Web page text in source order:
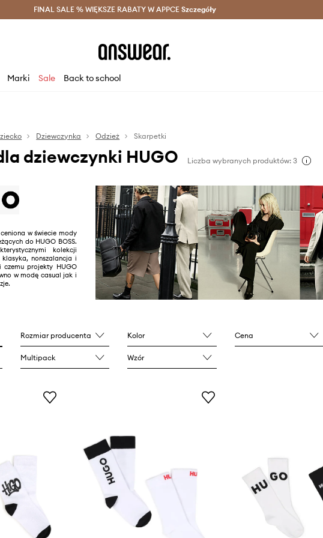
Oszczędzaj z Answear Club > Dostawa nawet w 24h >
FINAL SALE % WIĘKSZE RABATY W APPCE Szczegóły
Marki Sale Back to school
Dziewczynka Odzież Skarpetki
dziewczynki HUGO Liczba wybranych produktów: 3
w świecie mody
do HUGO BOSS.
kolekcji
klasyka, nonszalancja i
czemu projekty HUGO
w modę casual jak i
Rozmiar producenta Kolor Cena
Multipack Wzór